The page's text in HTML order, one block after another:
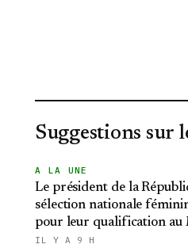
Suggestions sur
A LA UNE
Le président de la
sélection nationale
pour leur qualification au
et aux demi-finales de la
IL Y A 9 H